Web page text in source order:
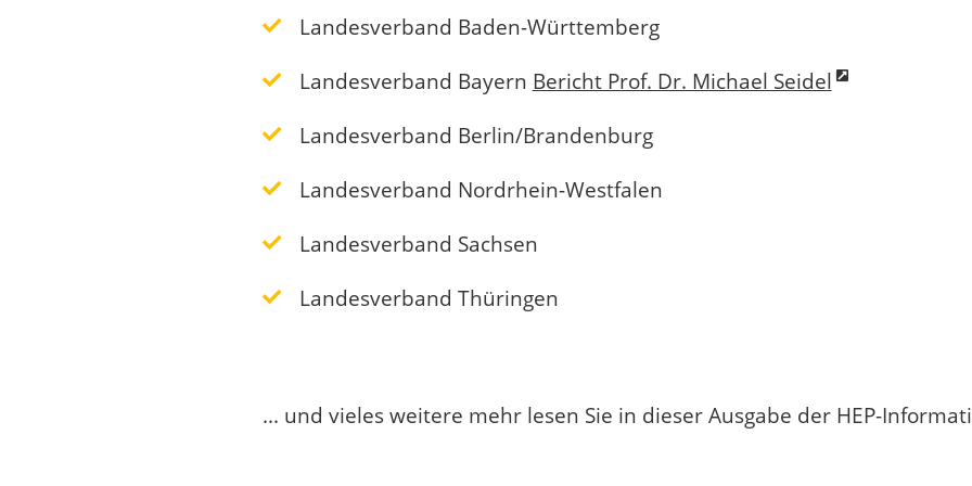
Landesverband Baden-Württemberg
Landesverband Bayern Bericht Prof. Dr. Michael Seidel
Landesverband Berlin/Brandenburg
Landesverband Nordrhein-Westfalen
Landesverband Sachsen
Landesverband Thüringen
... und vieles weitere mehr lesen Sie in dieser Ausgabe der HEP-